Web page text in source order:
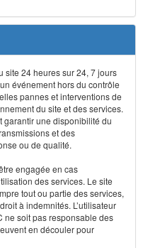
site 24 heures sur 24, 7 jours
événement hors du contrôle
pannes et interventions de
du site et des services.
garantir une disponibilité du
et des
ou de qualité.
engagée en cas
des services. Le site
tout ou partie des services,
à indemnités. L’utilisateur
ne soit pas responsable des
en découler pour